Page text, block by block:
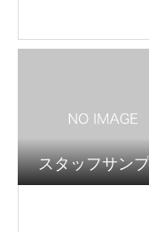
スタッフサン